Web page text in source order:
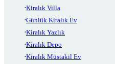
Kiralık Villa
Günlük Kiralık Ev
Kiralık Yazlık
Kiralık Depo
Kiralık Müstakil Ev